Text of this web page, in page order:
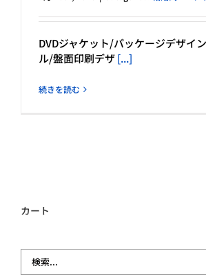
DVDジャケット/パッケージデザイ
ル/盤面印刷デザ[...]
続きを読む
カート